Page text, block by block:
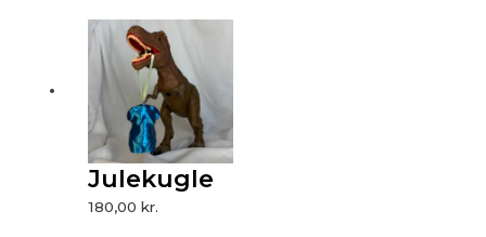
Julekugle
180,00kr.